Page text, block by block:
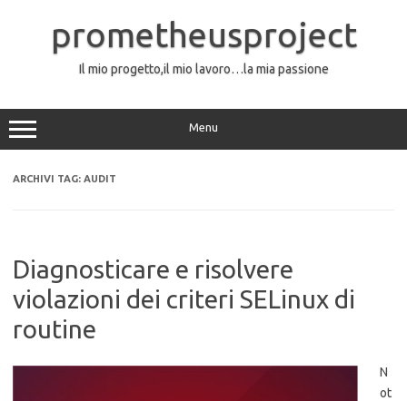
contenutoprometheusproject
Il mio progetto,il mio lavoro…la mia passione
Menu
ARCHIVI TAG: AUDIT
Diagnosticare e risolvere
violazioni dei criteri SELinux di
routine
N
ot